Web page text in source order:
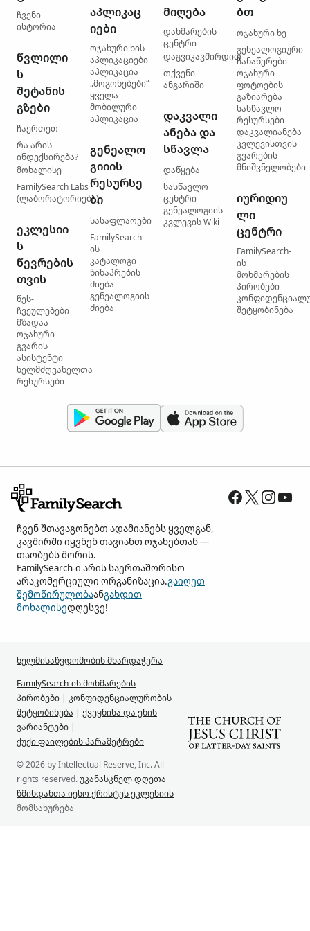
ჩვენი
ისტორია
წვლილი
ს
შეტანის
გზები
ჩაერთეთ
რა არის
ინდექსირება?
მოხალისე
FamilySearch Labs
(ლაბორატორიები)
ეკლესიი
ს
წევრების
თვის
წეს-
ჩვეულებები
მზადაა
ოჯახური
გვარის
ასისტენტი
ხელმძღვანელთა
რესურსები
აპლიკაც
იები
ოჯახური ხის
აპლიკაციები
აპლიკაცია
„მოგონებები“
ყველა
მობილური
აპლიკაცია
გენეალო
გიიის
რესურსე
ბი
სასაფლაოები
FamilySearch-
ის
კატალოგი
წინაპრების
ძიება
გენეალოგიის
ძიება
მიღება
დახმარების
ცენტრი
დაგვიკავშირდით
თქვენი
ანგარიში
დაკვალი
ანება და
სწავლა
დაწყება
სასწავლო
ცენტრი
გენეალოგიის
კვლევის Wiki
ბთ
ოჯახური ხე
გენეალოგიური
ჩანაწერები
ოჯახური
ფოტოების
გაზიარება
სასწავლო
რესურსები
დაკვალიანება
კვლევისთვის
გვარების
მნიშვნელობები
იურიდიუ
ლი
ცენტრი
FamilySearch-
ის
მოხმარების
პირობები
შეტყობინება
ჩვენ შთავაგონებთ ადამიანებს ყველგან,
კავშირში იყვნენ თავიანთ ოჯახებთან —
თაობებს შორის.
FamilySearch-ი არის საერთაშორისო
არაკომერციული ორგანიზაცია.გაიღეთ
შემოწირულობაანგახდით
მოხალისედღესვე!
ხელმისაწვდომობის მხარდაჭერა
FamilySearch-ის მოხმარების
პირობები | კონფიდენციალურობის
შეტყობინება | ქვეყნისა და ენის
ვარიანტები |
ქუქი ფაილების პარამეტრები
© 2026 by Intellectual Reserve, Inc. All
rights reserved.უკანასკნელ დღეთა
წმინდანთა იესო ქრისტეს ეკლესიის
მომსახურება